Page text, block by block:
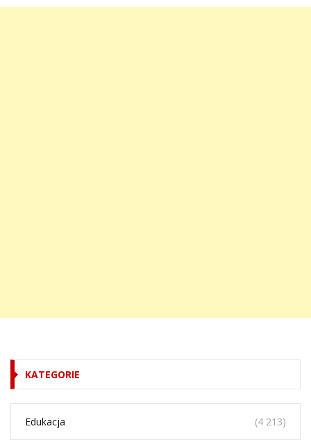
KATEGORIE
Edukacja (4 213)